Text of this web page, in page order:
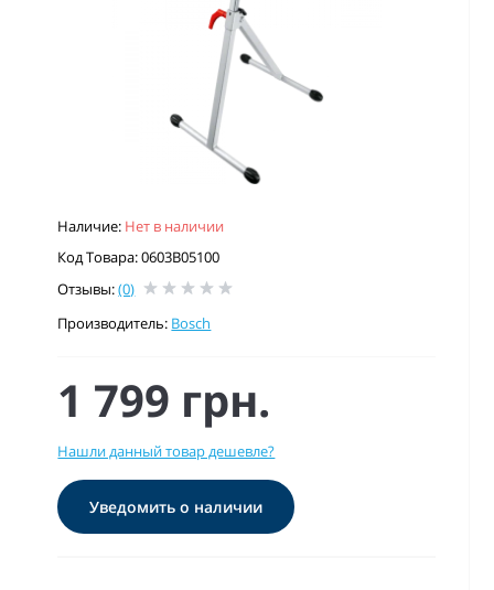
Наличие: Нет в наличии
Код Товара: 0603B05100
Отзывы:(0)
Производитель: Bosch
1 799 грн.
Нашли данный товар дешевле?
Уведомить о наличии